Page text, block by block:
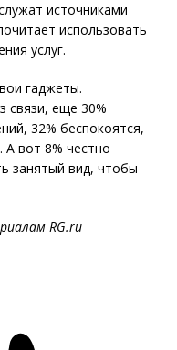
источниками
использовать
услуг.
гаджеты.
связи, еще 30%
32% беспокоятся,
А вот 8% честно
занятый вид, чтобы
RG.ru